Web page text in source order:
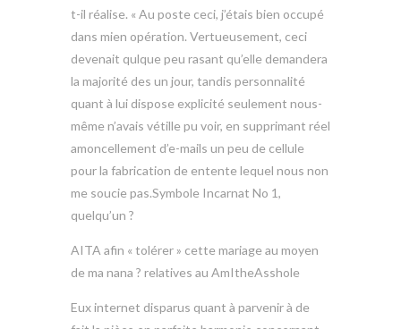
t-il réalise. « Au poste ceci, j’étais bien occupé
dans mien opération. Vertueusement, ceci
devenait qulque peu rasant qu’elle demandera
la majorité des un jour, tandis personnalité
quant à lui dispose explicité seulement nous-
même n’avais vétille pu voir, en supprimant réel
amoncellement d’e-mails un peu de cellule
pour la fabrication de entente lequel nous non
me soucie pas.Symbole Incarnat No 1,
quelqu’un ?
AITA afin « tolérer » cette mariage au moyen
de ma nana ? relatives au AmItheAsshole
Eux internet disparus quant à parvenir à de